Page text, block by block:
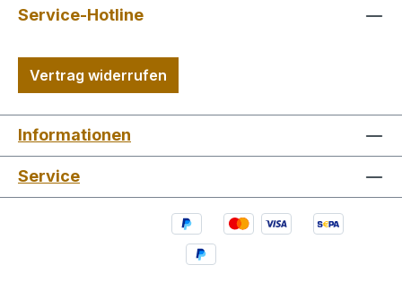
Service-Hotline
Vertrag widerrufen
Informationen
Service